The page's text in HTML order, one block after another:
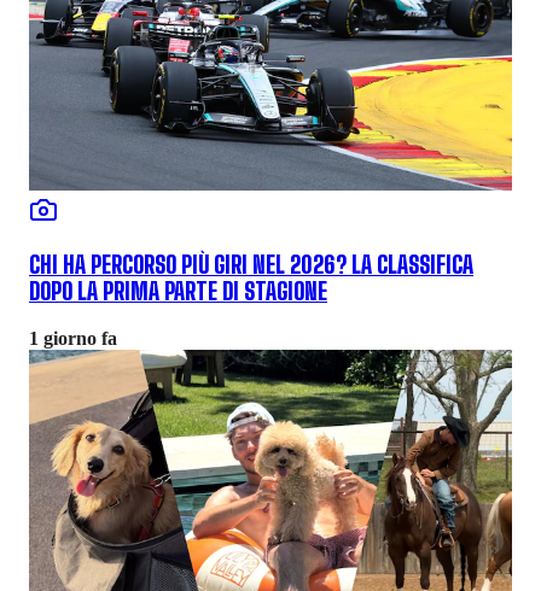
CHI HA PERCORSO PIÙ GIRI NEL 2026? LA CLASSIFICA
DOPO LA PRIMA PARTE DI STAGIONE
1 giorno fa